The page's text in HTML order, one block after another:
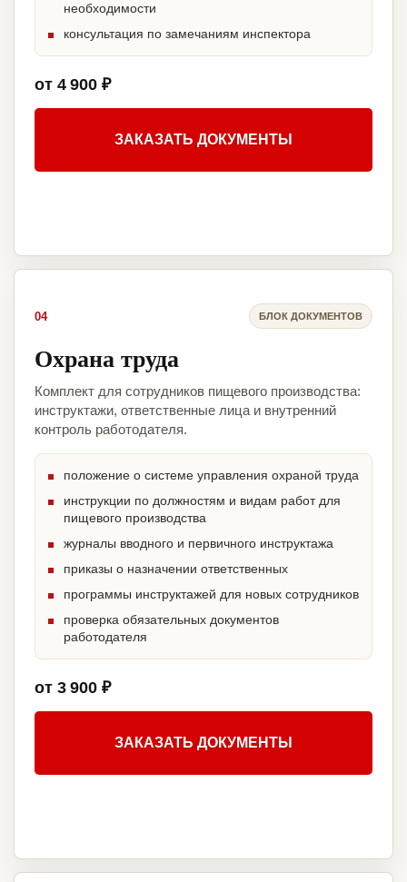
необходимости
консультация по замечаниям инспектора
от 4 900 ₽
ЗАКАЗАТЬ ДОКУМЕНТЫ
04 БЛОК ДОКУМЕНТОВ
Охрана труда
Комплект для сотрудников пищевого производства:
инструктажи, ответственные лица и внутренний
контроль работодателя.
положение о системе управления охраной труда
инструкции по должностям и видам работ для
пищевого производства
журналы вводного и первичного инструктажа
приказы о назначении ответственных
программы инструктажей для новых сотрудников
проверка обязательных документов
работодателя
от 3 900 ₽
ЗАКАЗАТЬ ДОКУМЕНТЫ